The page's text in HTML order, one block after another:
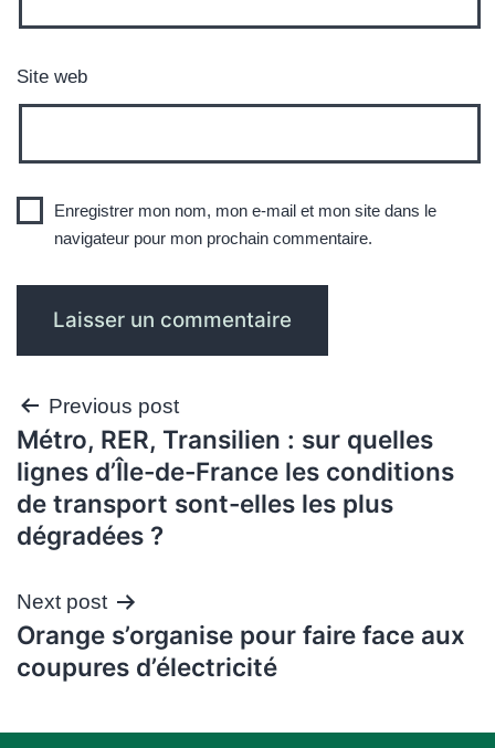
Site web
Enregistrer mon nom, mon e-mail et mon site dans le
navigateur pour mon prochain commentaire.
Navigation
de
l’article
Previous post
Métro, RER, Transilien : sur quelles
lignes d’Île-de-France les conditions
de transport sont-elles les plus
dégradées ?
Next post
Orange s’organise pour faire face aux
coupures d’électricité